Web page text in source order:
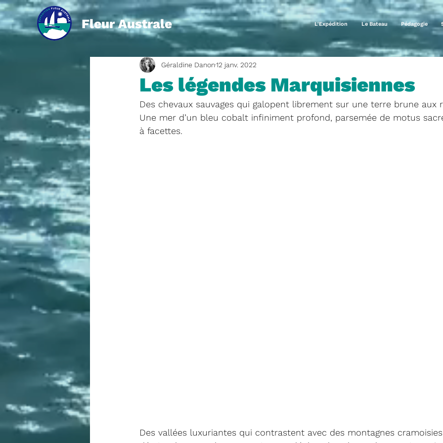
Fleur Australe L'Expédition Le Bateau Pédagogie
Les légendes Marquisiennes
Géraldine Danon12 janv. 2022
Des chevaux sauvages qui galopent librement sur une terre brune aux
Une mer d’un bleu cobalt infiniment profond, parsemée de motus
à facettes.
Des vallées luxuriantes qui contrastent avec des montagnes